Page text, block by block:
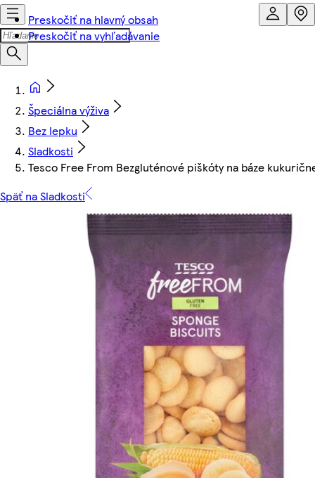
Preskočiť na hlavný obsah
Preskočiť na vyhľadávanie
Špeciálna výživa
Bez lepku
Sladkosti
Tesco Free From Bezgluténové piškóty na báze
Späť na Sladkosti